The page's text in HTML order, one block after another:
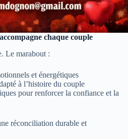
chaque couple
Le marabout :
et énergétiques
à l’histoire du couple
pour renforcer la confiance et la
réconciliation durable et